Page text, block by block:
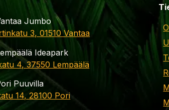
Jumbo
3, 01510 Vantaa
Ideapark
4, 37550 Lempäälä
Puuvilla
14, 28100 Pori